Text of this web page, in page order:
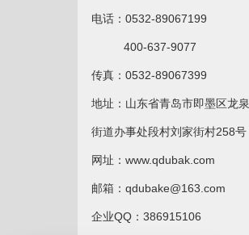
电话：0532-89067199
400-637-9077
传真：0532-89067399
地址：山东省青岛市即墨区龙泉
街道办事处段村刘家街村258号
网址：www.qdubak.com
邮箱：qdubake@163.com
企业QQ：386915106